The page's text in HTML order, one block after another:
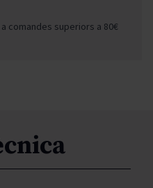
comandes superiors a 80€